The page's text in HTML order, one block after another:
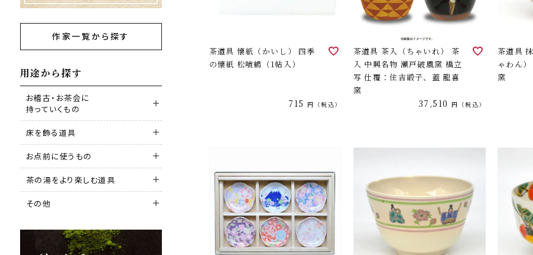
作家一覧から探す
用途から探す
お稽古・お茶会に
持っていくもの
床を飾る道具
お点前に使うもの
茶の湯をより楽しむ道具
その他
茶道具 懐紙（かいし） 四季
の懐紙 松喰鶴（1帖入）
715 税込
茶道具 茶入（ちゃいれ） 茶
入 中興名物 瀬戸破風窯 橋立
写 仕覆：住吉緞子、蓋 龍喜
窯
37,510 税込
茶道具
ゃわん
窯